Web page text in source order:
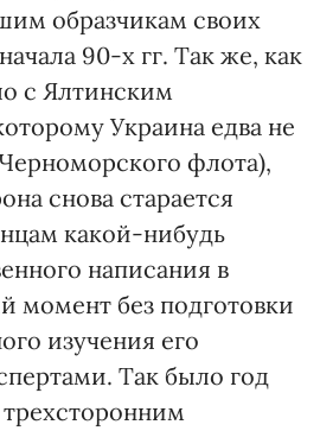
образчикам своих
90-х гг. Так же, как
с Ялтинским
Украина едва не
флота),
снова старается
какой-нибудь
написания в
момент без подготовки
изучения его
Так было год
трехсторонним